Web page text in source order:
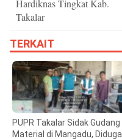
Hardiknas Tingkat Kab.
Takalar
TERKAIT
PUPR Takalar Sidak Gudang
Material di Mangadu, Diduga